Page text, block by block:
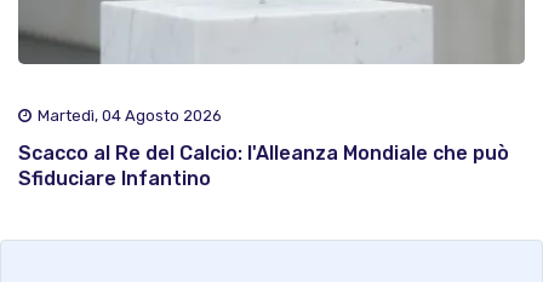
Martedì, 04 Agosto 2026
Scacco al Re del Calcio: l'Alleanza Mondiale che può
Sfiduciare Infantino